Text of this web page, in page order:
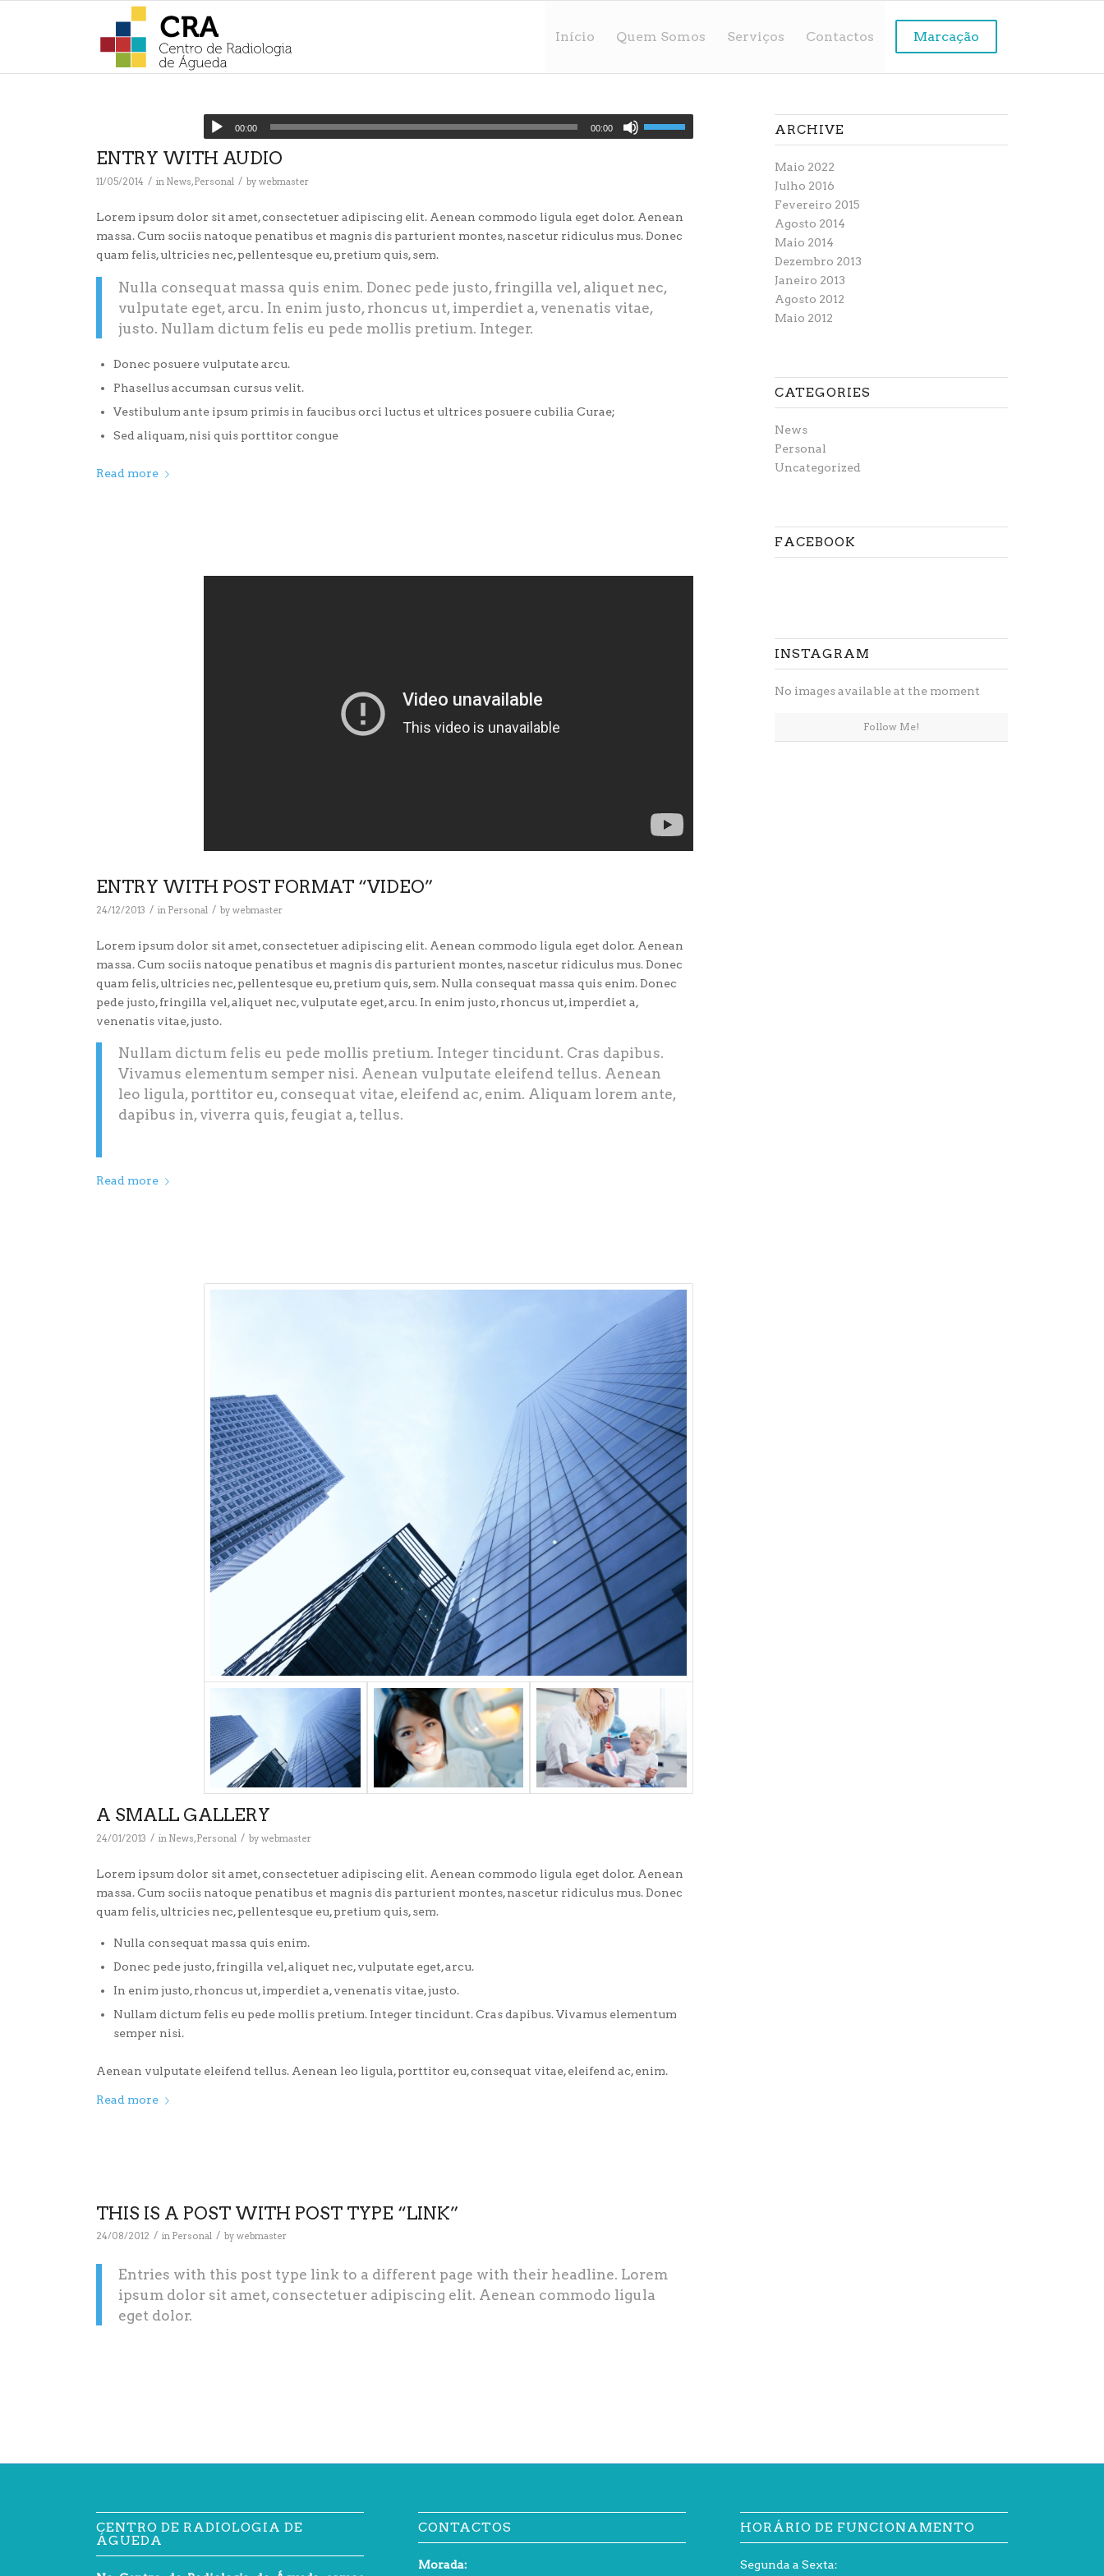
Início Quem Somos Serviços Contactos Marcação
00:00 00:00
ENTRY WITH AUDIO
11/05/2014 / in News,Personal / bywebmaster
Lorem ipsum dolor sit amet, consectetuer adipiscing elit. Aenean commodo ligula eget dolor. Aenean
massa. Cum sociis natoque penatibus et magnis dis parturient montes, nascetur ridiculus mus. Donec
quam felis, ultricies nec, pellentesque eu, pretium quis, sem.
Nulla consequat massa quis enim. Donec pede justo, fringilla vel, aliquet nec,
vulputate eget, arcu. In enim justo, rhoncus ut, imperdiet a, venenatis vitae,
justo. Nullam dictum felis eu pede mollis pretium. Integer.
Donec posuere vulputate arcu.
Phasellus accumsan cursus velit.
Vestibulum ante ipsum primis in faucibus orci luctus et ultrices posuere cubilia Curae;
Sed aliquam, nisi quis porttitor congue
Read more
ENTRY WITH POST FORMAT “VIDEO”
24/12/2013 / in Personal / bywebmaster
Lorem ipsum dolor sit amet, consectetuer adipiscing elit. Aenean commodo ligula eget dolor. Aenean
massa. Cum sociis natoque penatibus et magnis dis parturient montes, nascetur ridiculus mus. Donec
quam felis, ultricies nec, pellentesque eu, pretium quis, sem. Nulla consequat massa quis enim. Donec
pede justo, fringilla vel, aliquet nec, vulputate eget, arcu. In enim justo, rhoncus ut, imperdiet a,
venenatis vitae, justo.
Nullam dictum felis eu pede mollis pretium. Integer tincidunt. Cras dapibus.
Vivamus elementum semper nisi. Aenean vulputate eleifend tellus. Aenean
leo ligula, porttitor eu, consequat vitae, eleifend ac, enim. Aliquam lorem ante,
dapibus in, viverra quis, feugiat a, tellus.
Read more
A SMALL GALLERY
24/01/2013 / in News,Personal / bywebmaster
Lorem ipsum dolor sit amet, consectetuer adipiscing elit. Aenean commodo ligula eget dolor. Aenean
massa. Cum sociis natoque penatibus et magnis dis parturient montes, nascetur ridiculus mus. Donec
quam felis, ultricies nec, pellentesque eu, pretium quis, sem.
Nulla consequat massa quis enim.
Donec pede justo, fringilla vel, aliquet nec, vulputate eget, arcu.
In enim justo, rhoncus ut, imperdiet a, venenatis vitae, justo.
Nullam dictum felis eu pede mollis pretium. Integer tincidunt. Cras dapibus. Vivamus elementum
semper nisi.
Aenean vulputate eleifend tellus. Aenean leo ligula, porttitor eu, consequat vitae, eleifend ac, enim.
Read more
THIS IS A POST WITH POST TYPE “LINK”
24/08/2012 / in Personal / bywebmaster
Entries with this post type link to a different page with their headline. Lorem
ipsum dolor sit amet, consectetuer adipiscing elit. Aenean commodo ligula
eget dolor.
ARCHIVE
Maio 2022
Julho 2016
Fevereiro 2015
Agosto 2014
Maio 2014
Dezembro 2013
Janeiro 2013
Agosto 2012
Maio 2012
CATEGORIES
News
Personal
Uncategorized
FACEBOOK
INSTAGRAM
No images available at the moment
Follow Me!
CENTRO DE RADIOLOGIA DE
ÁGUEDA
CONTACTOS
Morada:
HORÁRIO DE FUNCIONAMENTO
Segunda a Sexta: